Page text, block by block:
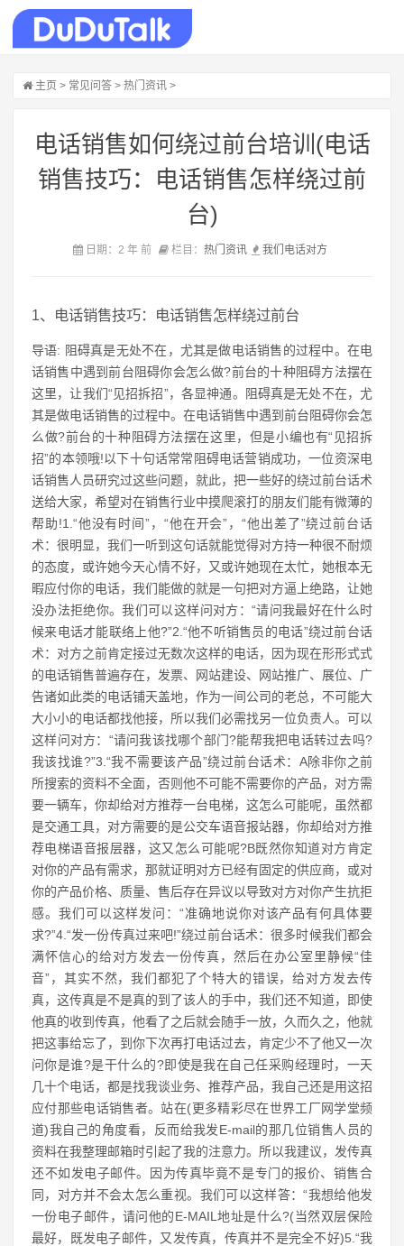
主页 > 常见问答 > 热门资讯 >
电话销售如何绕过前台培训(电话
销售技巧：电话销售怎样绕过前
台)
日期：2 年 前 栏目： 热门资讯 我们 电话对方
1、电话销售技巧：电话销售怎样绕过前台
导语: 阻碍真是无处不在，尤其是做电话销售的过程中。在电
话销售中遇到前台阻碍你会怎么做?前台的十种阻碍方法摆在
这里，让我们“见招拆招”，各显神通。阻碍真是无处不在，尤
其是做电话销售的过程中。在电话销售中遇到前台阻碍你会怎
么做?前台的十种阻碍方法摆在这里，但是小编也有“见招拆
招”的本领哦!以下十句话常常阻碍电话营销成功，一位资深电
话销售人员研究过这些问题，就此，把一些好的绕过前台话术
送给大家，希望对在销售行业中摸爬滚打的朋友们能有微薄的
帮助!1.“他没有时间”，“他在开会”，“他出差了”绕过前台话
术：很明显，我们一听到这句话就能觉得对方持一种很不耐烦
的态度，或许她今天心情不好，又或许她现在太忙，她根本无
暇应付你的电话，我们能做的就是一句把对方逼上绝路，让她
没办法拒绝你。我们可以这样问对方：“请问我最好在什么时
候来电话才能联络上他?”2.“他不听销售员的电话”绕过前台话
术：对方之前肯定接过无数次这样的电话，因为现在形形式式
的电话销售普遍存在，发票、网站建设、网站推广、展位、广
告诸如此类的电话铺天盖地，作为一间公司的老总，不可能大
大小小的电话都找他接，所以我们必需找另一位负责人。可以
这样问对方：“请问我该找哪个部门?能帮我把电话转过去吗?
我该找谁?”3.“我不需要该产品”绕过前台话术：A除非你之前
所搜索的资料不全面，否则他不可能不需要你的产品，对方需
要一辆车，你却给对方推荐一台电梯，这怎么可能呢，虽然都
是交通工具，对方需要的是公交车语音报站器，你却给对方推
荐电梯语音报层器，这又怎么可能呢?B既然你知道对方肯定
对你的产品有需求，那就证明对方已经有固定的供应商，或对
你的产品价格、质量、售后存在异议以导致对方对你产生抗拒
感。我们可以这样发问：“准确地说你对该产品有何具体要
求?”4.“发一份传真过来吧!”绕过前台话术：很多时候我们都会
满怀信心的给对方发去一份传真，然后在办公室里静候“佳
音”，其实不然，我们都犯了个特大的错误，给对方发去传
真，这传真是不是真的到了该人的手中，我们还不知道，即使
他真的收到传真，他看了之后就会随手一放，久而久之，他就
把这事给忘了，到你下次再打电话过去，肯定少不了他又一次
问你是谁?是干什么的?即使是我在自己任采购经理时，一天
几十个电话，都是找我谈业务、推荐产品，我自己还是用这招
应付那些电话销售者。站在(更多精彩尽在世界工厂网学堂频
道)我自己的角度看，反而给我发E-mail的那几位销售人员的
资料在我整理邮箱时引起了我的注意力。所以我建议，发传真
还不如发电子邮件。因为传真毕竟不是专门的报价、销售合
同，对方并不会太怎么重视。我们可以这样答：“我想给他发
一份电子邮件，请问他的E-MAIL地址是什么?(当然双层保险
最好，既发电子邮件，又发传真，传真并不是完全不好)5.“我